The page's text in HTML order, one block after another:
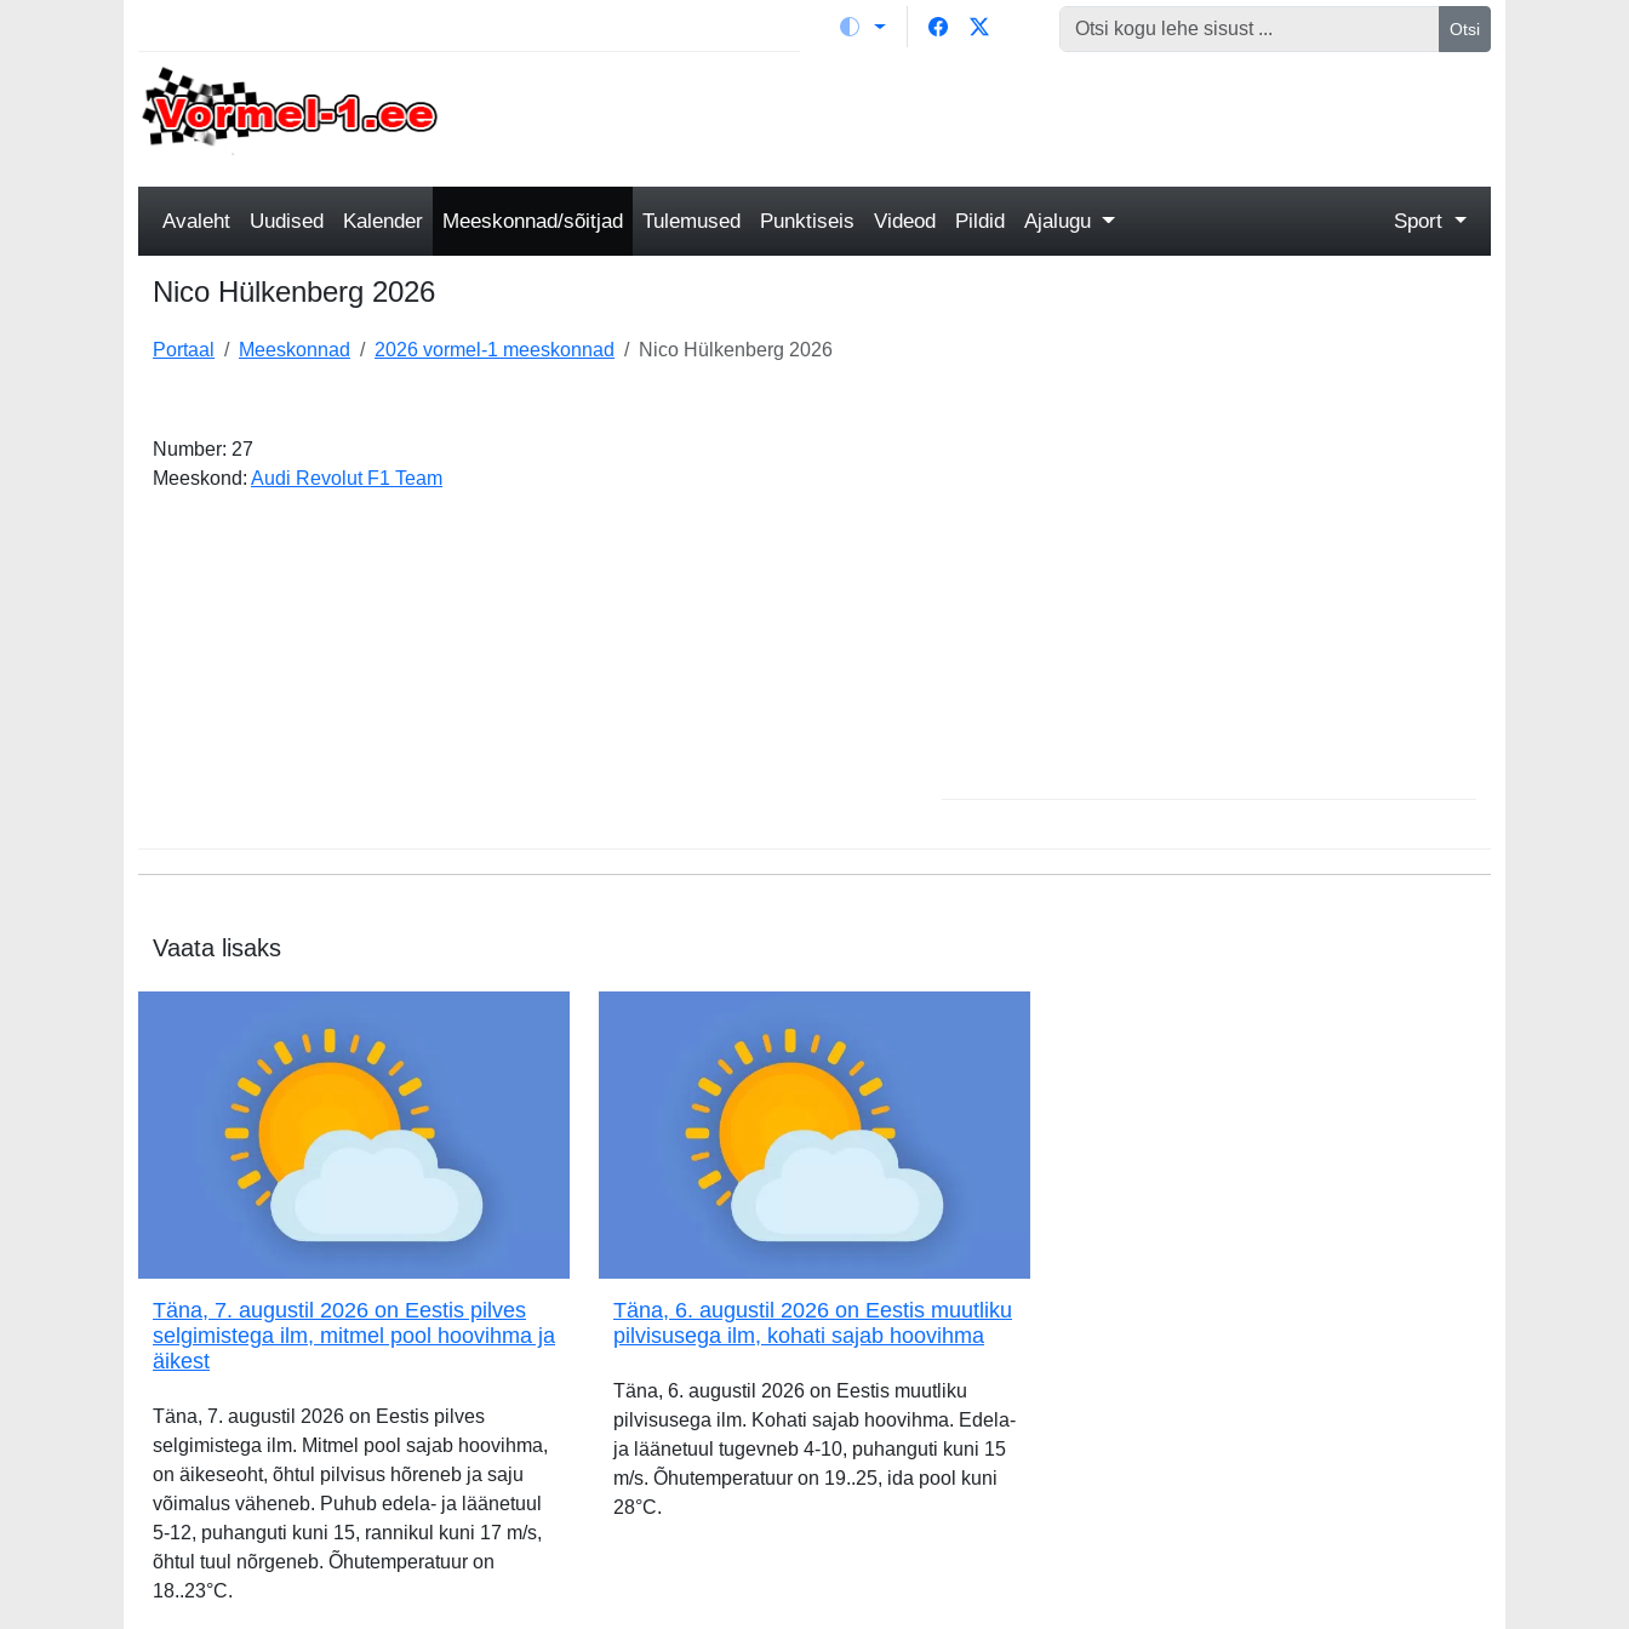
Otsi
Avaleht Uudised Kalender Meeskonnad/sõitjad Tulemused Punktiseis Videod Pildid Ajalugu Sport
Nico Hülkenberg 2026
Portaal Meeskonnad 2026 vormel-1 meeskonnad Nico Hülkenberg 2026
Number: 27
Meeskond: Audi Revolut F1 Team
Vaata lisaks
Täna, 7. augustil 2026 on Eestis pilves
selgimistega ilm, mitmel pool hoovihma ja
äikest
Täna, 7. augustil 2026 on Eestis pilves
selgimistega ilm. Mitmel pool sajab hoovihma,
on äikeseoht, õhtul pilvisus hõreneb ja saju
võimalus väheneb. Puhub edela- ja läänetuul
5-12, puhanguti kuni 15, rannikul kuni 17 m/s,
õhtul tuul nõrgeneb. Õhutemperatuur on
18..23°C.
Täna, 6. augustil 2026 on Eestis muutliku
pilvisusega ilm, kohati sajab hoovihma
Täna, 6. augustil 2026 on Eestis muutliku
pilvisusega ilm. Kohati sajab hoovihma. Edela-
ja läänetuul tugevneb 4-10, puhanguti kuni 15
m/s. Õhutemperatuur on 19..25, ida pool kuni
28°C.